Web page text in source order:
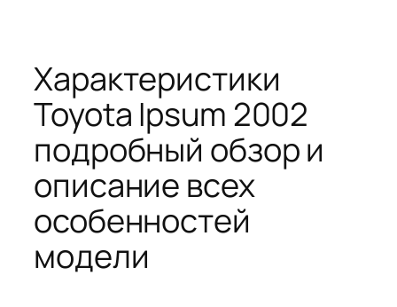
Характеристики
Toyota Ipsum 2002
подробный обзор и
описание всех
особенностей
модели